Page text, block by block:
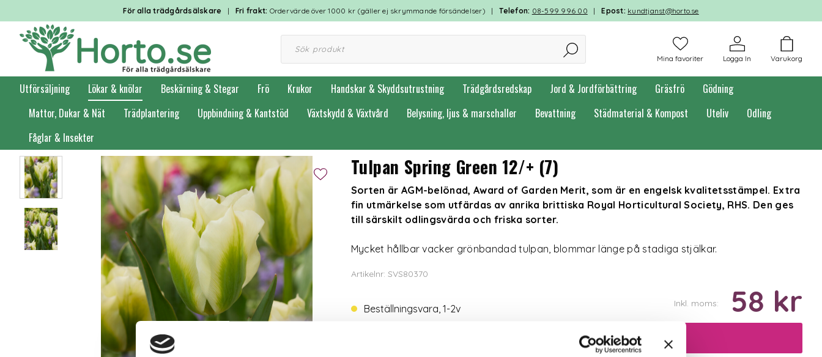
För alla trädgårdsälskare | Fri frakt: Ordervärde över 1000 kr (gäller ej skrymmande försändelser) |Telefon: 08-599 996 00 |Epost: kundtjanst@horto.se
Varukorg
Logga In
Mina favoriter
Utförsäljning Lökar & knölar Beskärning & Stegar Frö Krukor Handskar & Skyddsutrustning Trädgårdsredskap Jord & Jordförbättring Gräsfrö
Gödning
Mattor, Dukar & Nät
Trädplantering Uppbindning & Kantstöd Växtskydd & Växtvård Belysning, ljus & marschaller Bevattning Städmaterial & Kompost Uteliv
Odling
Fåglar & Insekter
Förstasidan Lökar & knölar
Tulpan Spring Green 12/+ (7)
Sorten är AGM-belönad, Award of Garden Merit, som är en engelsk kvalitetsstämpel. Extra
fin utmärkelse som utfärdas av anrika brittiska Royal Horticultural Society, RHS. Den ges
till särskilt odlingsvärda och friska sorter.
Mycket hållbar vacker grönbandad tulpan, blommar länge på stadiga stjälkar.
Artikelnr: SVS80370
Beställningsvara, 1-2v Inkl. moms: 58 kr
Lägg i varukorgen